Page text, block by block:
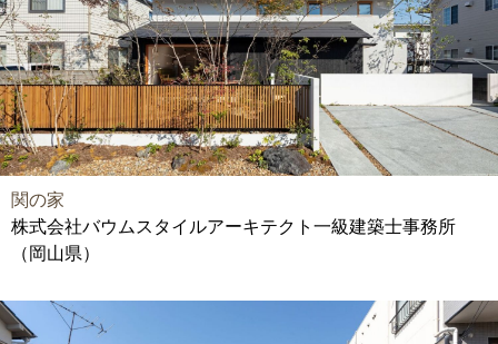
関の家
株式会社バウムスタイルアーキテクト一級建築士事務所
（岡山県）